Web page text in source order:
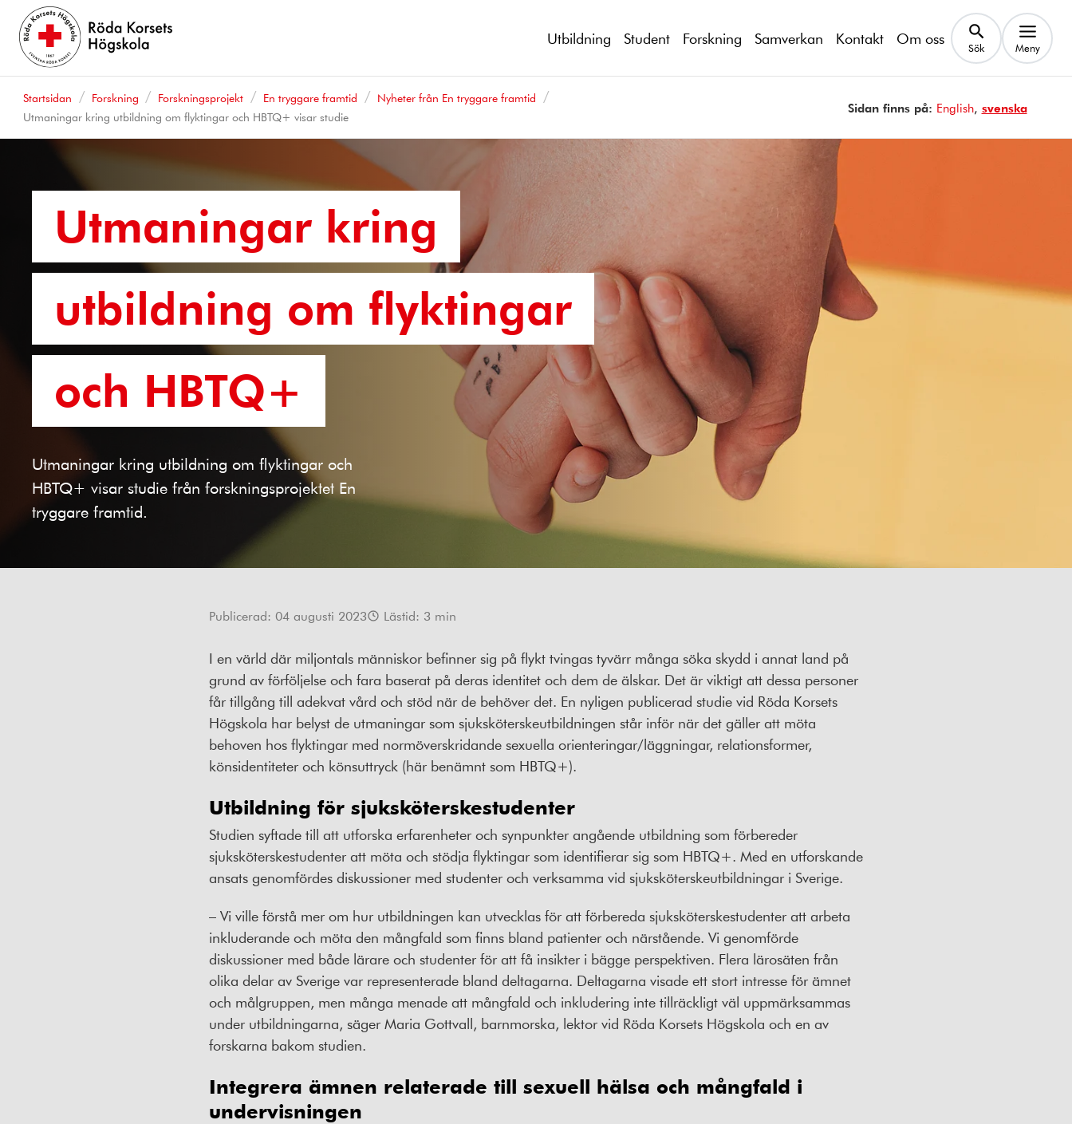
Utbildning Student Forskning Samverkan Kontakt Om oss Sök Meny
Startsidan Forskning Forskningsprojekt En tryggare framtid
Nyheter från En tryggare framtid
Utmaningar kring utbildning om flyktingar och HBTQ+ visar studie
Sidan finns på: Page is available in
English Sidan finns på
svenska
Utmaningar kring
utbildning om flyktingar
och HBTQ+
Utmaningar kring utbildning om flyktingar och
HBTQ+ visar studie från forskningsprojektet En
tryggare framtid.
Publicerad: 04 augusti 2023 Lästid: 3 min
I en värld där miljontals människor befinner sig på flykt tvingas tyvärr många söka skydd i annat land på
grund av förföljelse och fara baserat på deras identitet och dem de älskar. Det är viktigt att dessa personer
får tillgång till adekvat vård och stöd när de behöver det. En nyligen publicerad studie vid Röda Korsets
Högskola har belyst de utmaningar som sjuksköterskeutbildningen står inför när det gäller att möta
behoven hos flyktingar med normöverskridande sexuella orienteringar/läggningar, relationsformer,
könsidentiteter och könsuttryck (här benämnt som HBTQ+).
Utbildning för sjuksköterskestudenter
Studien syftade till att utforska erfarenheter och synpunkter angående utbildning som förbereder
sjuksköterskestudenter att möta och stödja flyktingar som identifierar sig som HBTQ+. Med en utforskande
ansats genomfördes diskussioner med studenter och verksamma vid sjuksköterskeutbildningar i Sverige.
– Vi ville förstå mer om hur utbildningen kan utvecklas för att förbereda sjuksköterskestudenter att arbeta
inkluderande och möta den mångfald som finns bland patienter och närstående. Vi genomförde
diskussioner med både lärare och studenter för att få insikter i bägge perspektiven. Flera lärosäten från
olika delar av Sverige var representerade bland deltagarna. Deltagarna visade ett stort intresse för ämnet
och målgruppen, men många menade att mångfald och inkludering inte tillräckligt väl uppmärksammas
under utbildningarna, säger Maria Gottvall, barnmorska, lektor vid Röda Korsets Högskola och en av
forskarna bakom studien.
Integrera ämnen relaterade till sexuell hälsa och mångfald i
undervisningen